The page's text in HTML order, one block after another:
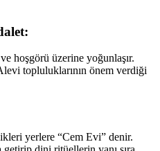
hoşgörü üzerine yoğunlaşır.
topluluklarının önem verdiği
yerlere “Cem Evi” denir.